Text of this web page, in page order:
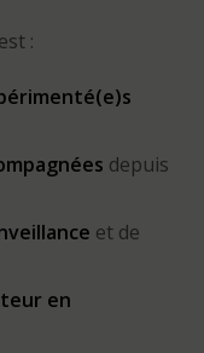
:
depuis
et de
en